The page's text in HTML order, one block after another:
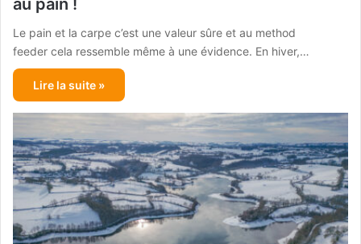
Le pain et la carpe c’est une valeur sûre et au method
feeder cela ressemble même à une évidence. En hiver,…
Lire la suite »